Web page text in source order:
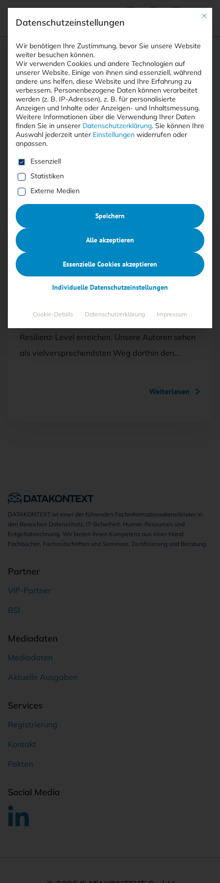
Suchfeld
Suchen
Breadcrumb-Navigation
STARTSEITE AUTOREN TIMM FUCHS
Alle Beiträge von Timm Fuchs
Alle
AUSGABE 1/2025
Besser schnell als perfekt
müssen gemäß der EU NIS-2-Richtlinie ein neues
Resilienz-Level erreichen. Unsere Autoren sehen
als vielversprechendsten Weg dorthin den…
Weiterlesen
DATAKONTEXT ist einer der führenden Fachinformationsdienstleister in
den Bereichen Datenschutz, IT-Sicherheit, Human Resources und
Entgeltabrechnung. Wir bieten Ihnen Kompetenz aus einer Hand:
Fachbücher, Fachzeitschriften und Seminare, Zertifizierung und Beratung.
Partner
VIP-Partner
BSI
Mediadaten
Mediadaten
Aktuelle Ausgaben
Services
Registrierung
Kontakt
Fakten
Social Media
Mit
Datenschutzeinstellungen
Wir benötigen Ihre Zustimmung, bevor Sie unsere Website
weiter besuchen können.
Wir verwenden Cookies und andere Technologien auf
unserer Website. Einige von ihnen sind essenziell, während
andere uns helfen, diese Website und Ihre Erfahrung zu
verbessern. Personenbezogene Daten können verarbeitet
werden (z. B. IP-Adressen), z. B. für personalisierte
Anzeigen und Inhalte oder Anzeigen- und Inhaltsmessung.
Weitere Informationen über die Verwendung Ihrer Daten
finden Sie in unserer Datenschutzerklärung. Sie können Ihre
Auswahl jederzeit unter Einstellungen widerrufen oder
anpassen.
Es folgt eine Liste der Service-Gruppen, für die eine
Essenziell
Statistiken
Externe Medien
Speichern
Alle akzeptieren
Essenzielle Cookies akzeptieren
Individuelle Datenschutzeinstellungen
Cookie-Details Datenschutzerklärung Impressum